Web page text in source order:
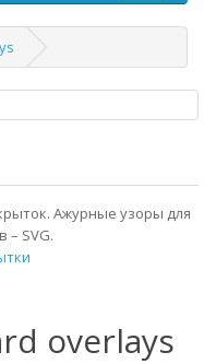
Ажурные узоры для
– SVG.
overlays